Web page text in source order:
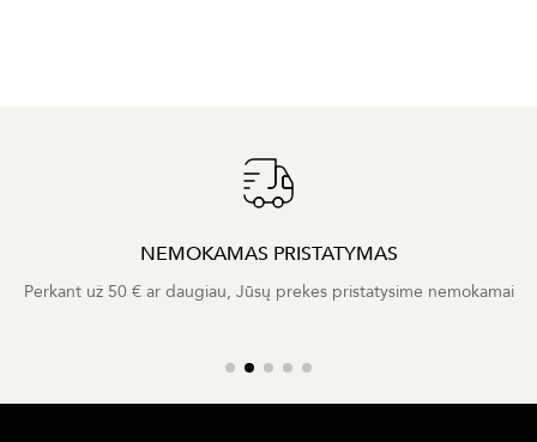
NEMOKAMAS PRISTATYMAS
Perkant už 50 € ar daugiau, Jūsų prekes pristatysime nemokamai